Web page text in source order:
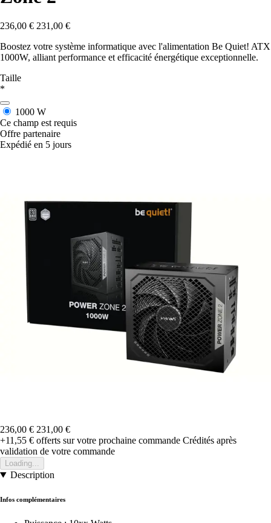
236,00 € 231,00 €
Boostez votre système informatique avec l'alimentation Be Quiet! ATX
1000W, alliant performance et efficacité énergétique exceptionnelle.
Taille
*
1000 W
Ce champ est requis
Offre partenaire
Expédié en 5 jours
236,00 € 231,00 €
+11,55 € offerts sur votre prochaine commande Crédités après
validation de votre commande
Loading...
Description
Infos complémentaires